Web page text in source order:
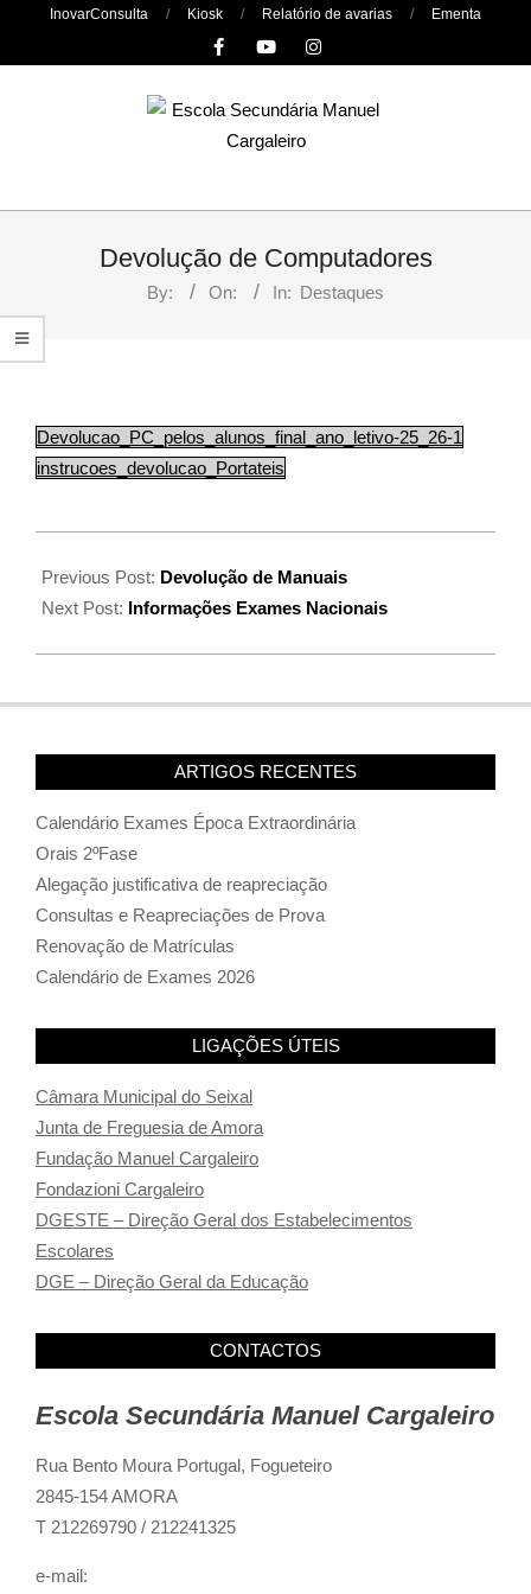
InovarConsulta Kiosk Relatório de avarias Ementa
Primary
Devolução de Computadores
By: On: In: Destaques
Devolucao_PC_pelos_alunos_final_ano_letivo-25_26-1
instrucoes_devolucao_Portateis
Previous Post: Devolução de Manuais
Next Post: Informações Exames Nacionais
ARTIGOS RECENTES
Calendário Exames Época Extraordinária
Orais 2ºFase
Alegação justificativa de reapreciação
Consultas e Reapreciações de Prova
Renovação de Matrículas
Calendário de Exames 2026
LIGAÇÕES ÚTEIS
Câmara Municipal do Seixal
Junta de Freguesia de Amora
Fundação Manuel Cargaleiro
Fondazioni Cargaleiro
DGESTE – Direção Geral dos Estabelecimentos
Escolares
DGE – Direção Geral da Educação
CONTACTOS
Escola Secundária Manuel Cargaleiro
Rua Bento Moura Portugal, Fogueteiro
2845-154 AMORA
T 212269790 / 212241325
e-mail: